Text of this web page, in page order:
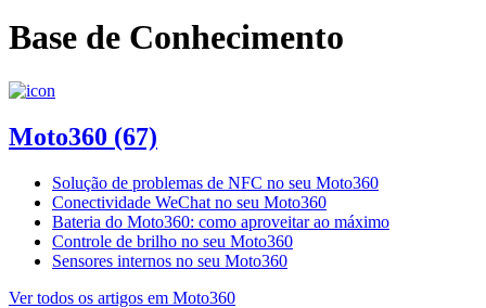
Base de Conhecimento
Moto360 (67)
Solução de problemas de NFC no seu Moto360
Conectividade WeChat no seu Moto360
Bateria do Moto360: como aproveitar ao máximo
Controle de brilho no seu Moto360
Sensores internos no seu Moto360
Ver todos os artigos em Moto360